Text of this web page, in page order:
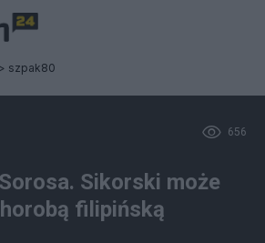
szpak80
656
Sikorski może
filipińską